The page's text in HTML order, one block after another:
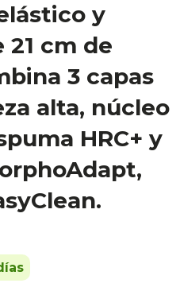
y
cm de
3 capas
alta, núcleo
HRC+ y